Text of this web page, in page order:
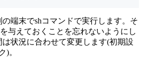
端末でshコマンドで実行します。そ
与えておくことを忘れないようにし
状況に合わせて変更します(初期設
)。